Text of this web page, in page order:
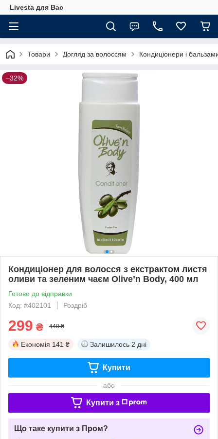
Livesta для Вас
Товари Догляд за волоссям Кондиціонери і
–32%
Кондиціонер для волосся з екстрактом листя
оливи та зеленим чаєм Olive’n Body, 400 мл
Готово до відправки
Код: #402101
Роздріб
299 ₴ 440 ₴
Економія 141 ₴ Залишилось 2 дні
Купити
або
Купити з
Що таке купити з Пром?